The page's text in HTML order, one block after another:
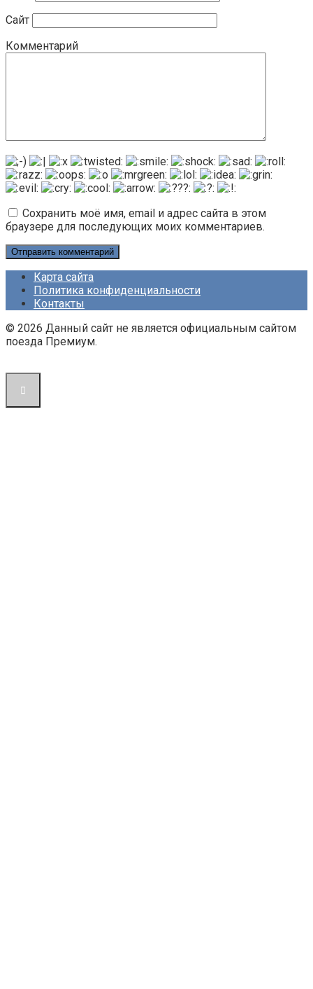
Сайт
Комментарий
Сохранить моё имя, email и адрес сайта в этом
браузере для последующих моих комментариев.
Карта сайта
Политика конфиденциальности
Контакты
© 2026 Данный сайт не является официальным сайтом
поезда Премиум.